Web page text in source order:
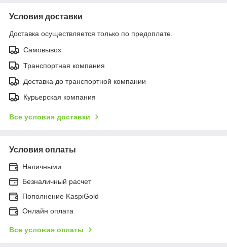
Условия доставки
Доставка осуществляется только по предоплате.
Самовывоз
Транспортная компания
Доставка до транспортной компании
Курьерская компания
Все условия доставки
Условия оплаты
Наличными
Безналичный расчет
Пополнение KaspiGold
Онлайн оплата
Все условия оплаты